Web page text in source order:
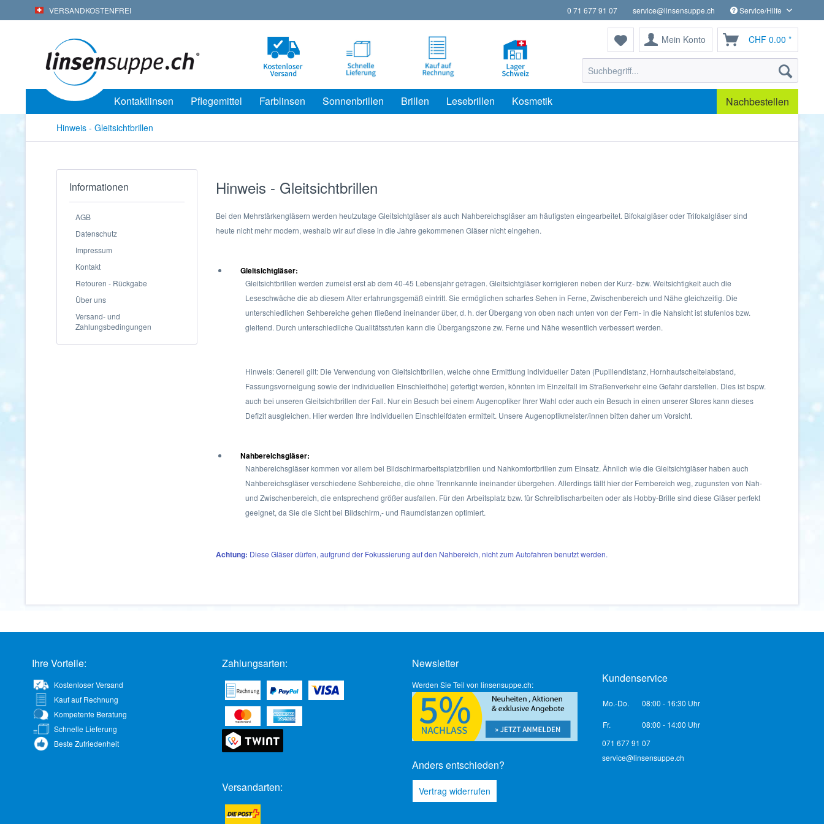
VERSANDKOSTENFREI 0 71 677 91 07 service@linsensuppe.ch Service/Hilfe
Mein Konto CHF 0.00 *
Kontaktlinsen Pflegemittel Farblinsen Sonnenbrillen Brillen Lesebrillen Kosmetik Nachbestellen
Hinweis - Gleitsichtbrillen
Informationen
AGB
Datenschutz
Impressum
Kontakt
Retouren - Rückgabe
Über uns
Versand- und
Zahlungsbedingungen
Hinweis - Gleitsichtbrillen
Bei den Mehrstärkengläsern werden heutzutage Gleitsichtgläser als auch Nahbereichsgläser am häufigsten eingearbeitet. Bifokalgläser oder Trifokalgläser sind
heute nicht mehr modern, weshalb wir auf diese in die Jahre gekommenen Gläser nicht eingehen.
Gleitsichtgläser:
Gleitsichtbrillen werden zumeist erst ab dem 40-45 Lebensjahr getragen. Gleitsichtgläser korrigieren neben der Kurz- bzw. Weitsichtigkeit auch die
Leseschwäche die ab diesem Alter erfahrungsgemäß eintritt. Sie ermöglichen scharfes Sehen in Ferne, Zwischenbereich und Nähe gleichzeitig. Die
unterschiedlichen Sehbereiche gehen fließend ineinander über, d. h. der Übergang von oben nach unten von der Fern- in die Nahsicht ist stufenlos bzw.
gleitend. Durch unterschiedliche Qualitätsstufen kann die Übergangszone zw. Ferne und Nähe wesentlich verbessert werden.
Hinweis: Generell gilt: Die Verwendung von Gleitsichtbrillen, welche ohne Ermittlung individueller Daten (Pupillendistanz, Hornhautscheitelabstand,
Fassungsvorneigung sowie der individuellen Einschleifhöhe) gefertigt werden, könnten im Einzelfall im Straßenverkehr eine Gefahr darstellen. Dies ist bspw.
auch bei unseren Gleitsichtbrillen der Fall. Nur ein Besuch bei einem Augenoptiker Ihrer Wahl oder auch ein Besuch in einen unserer Stores kann dieses
Defizit ausgleichen. Hier werden Ihre individuellen Einschleifdaten ermittelt. Unsere Augenoptikmeister/innen bitten daher um Vorsicht.
Nahbereichsgläser:
Nahbereichsgläser kommen vor allem bei Bildschirmarbeitsplatzbrillen und Nahkomfortbrillen zum Einsatz. Ähnlich wie die Gleitsichtgläser haben auch
Nahbereichsgläser verschiedene Sehbereiche, die ohne Trennkannte ineinander übergehen. Allerdings fällt hier der Fernbereich weg, zugunsten von Nah-
und Zwischenbereich, die entsprechend größer ausfallen. Für den Arbeitsplatz bzw. für Schreibtischarbeiten oder als Hobby-Brille sind diese Gläser perfekt
geeignet, da Sie die Sicht bei Bildschirm,- und Raumdistanzen optimiert.
Achtung: Diese Gläser dürfen, aufgrund der Fokussierung auf den Nahbereich, nicht zum Autofahren benutzt werden.
Ihre Vorteile:
Kostenloser Versand
Kauf auf Rechnung
Kompetente Beratung
Schnelle Lieferung
Beste Zufriedenheit
Zahlungsarten:
Versandarten:
Newsletter
Werden Sie Teil von linsensuppe.ch:
Anders entschieden?
Vertrag widerrufen
Kundenservice
Mo.-Do. 08:00 - 16:30 Uhr
Fr.
08:00 - 14:00 Uhr
071 677 91 07
service@linsensuppe.ch